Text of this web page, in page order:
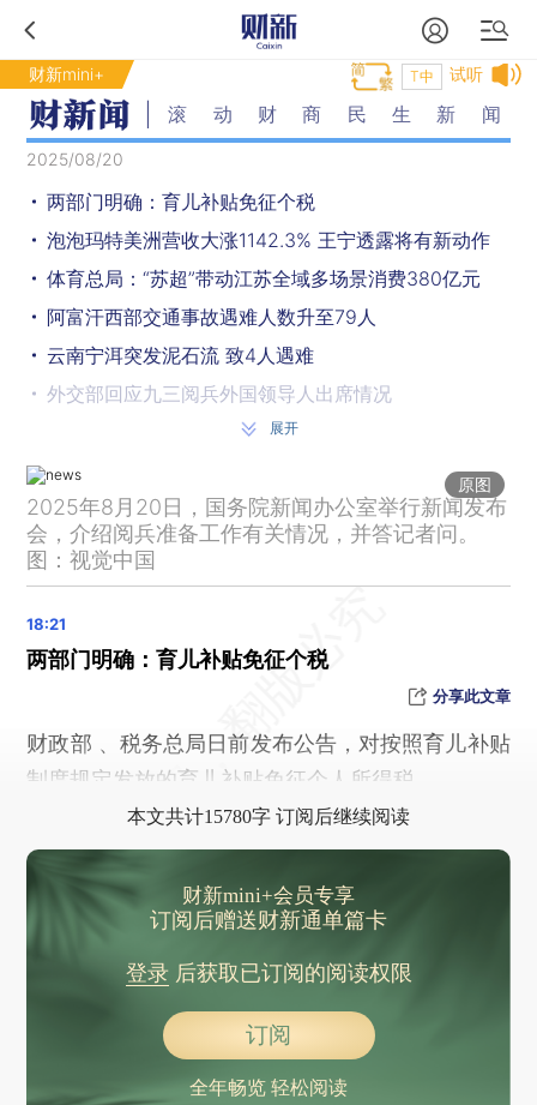
财新mini+ 试听
T中
滚动财商民生新闻
2025/08/20
两部门明确：育儿补贴免征个税
泡泡玛特美洲营收大涨1142.3% 王宁透露将有新动作
体育总局：“苏超”带动江苏全域多场景消费380亿元
阿富汗西部交通事故遇难人数升至79人
云南宁洱突发泥石流 致4人遇难
外交部回应九三阅兵外国领导人出席情况
外交部回应加沙局势：希望各方能够尽快达成停火安排
俄方揭露日本731部队罪行细节
阅兵筹备的总原则是不扰民、少扰民，最大限度降低对北京市居民的影响
美国商务部推进收购英特尔10%股份
美国同意与巴西进行关税磋商
内蒙古乌拉特后旗山洪已致11人遇难 仍有1人失联
安徽庐江县警方通报：避让电动车致路人6伤，26岁男司机被控制
美国将407类钢铁和铝衍生产品纳入关税清单
韩国特检组：金建希拘留时限将延长至8月31日
中印外长会谈10项成果公布
印度总理莫迪：印中是伙伴而不是对手
特朗普：我结束了六场“战争”
足球队前主力门将，被公开悬赏
展开
原图
2025年8月20日，国务院新闻办公室举行新闻发布
会，介绍阅兵准备工作有关情况，并答记者问。
图：视觉中国
两部门明确：育儿补贴免征个税
分享此文章
财政部 、税务总局日前发布公告，对按照育儿补贴
制度规定发放的育儿补贴免征个人所得税。
本文共计15780字 订阅后继续阅读
财新mini+会员专享
订阅后赠送财新通单篇卡
登录后获取已订阅的阅读权限
订阅
全年畅览 轻松阅读